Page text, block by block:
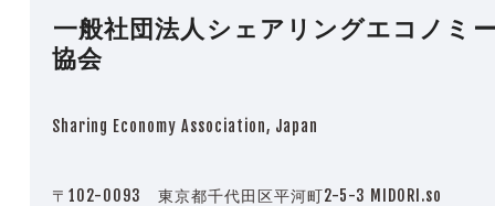
一般社団法人シェアリングエコノミ
協会
Sharing Economy Association, Japan
〒102-0093 東京都千代田区平河町2-5-3 MIDORI.so